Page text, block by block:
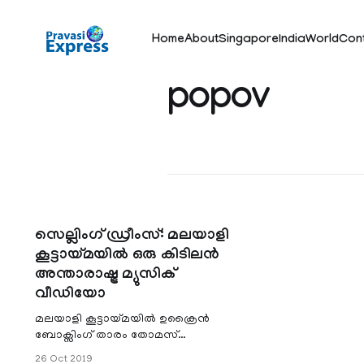
HomeAboutSingaporeIndiaWorld
popov
സെല്ലിംഗ് ഡ്രീംസ്‌: മലയാളി
കൂട്ടായ്മയില്‍ ഒരു കിടിലന്‍
അന്താരാഷ്ട്ര മ്യുസിക്
വീഡിയോ
മലയാളി കൂട്ടായ്മയില്‍ ഉക്രൈന്‍
ബോക്സിംഗ് താരം തോമസ്
26 Oct 2019